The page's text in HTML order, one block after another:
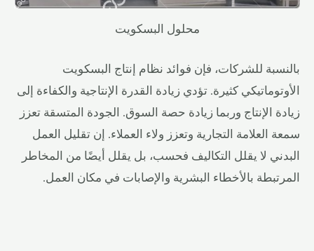
محلول البسكويت
بالنسبة للشركات، فإن فوائد نظام إنتاج البسكويت
الأوتوماتيكي كثيرة. تؤدي زيادة القدرة الإنتاجية والكفاءة إلى
زيادة الإنتاج وربما زيادة حصة السوق. الجودة المتسقة تعزز
سمعة العلامة التجارية وتعزز ولاء العملاء. إن تقليل العمل
البدني لا يقلل التكاليف فحسب، بل يقلل أيضًا من المخاطر
المرتبطة بالأخطاء البشرية والإصابات في مكان العمل.